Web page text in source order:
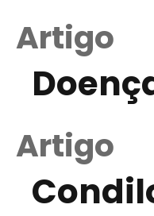
Artigo
Artigo